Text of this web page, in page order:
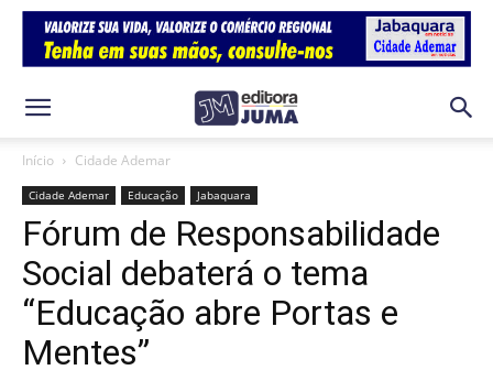
Início Cidade Ademar
Cidade Ademar Educação Jabaquara
Fórum de Responsabilidade
Social debaterá o tema
“Educação abre Portas e
Mentes”